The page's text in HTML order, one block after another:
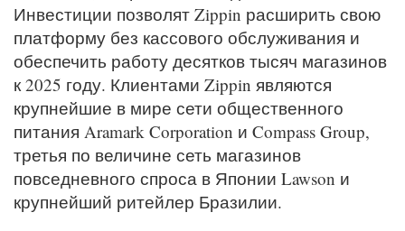
Инвестиции позволят Zippin расширить свою
платформу без кассового обслуживания и
обеспечить работу десятков тысяч магазинов
к 2025 году. Клиентами Zippin являются
крупнейшие в мире сети общественного
питания Aramark Corporation и Compass Group,
третья по величине сеть магазинов
повседневного спроса в Японии Lawson и
крупнейший ритейлер Бразилии.